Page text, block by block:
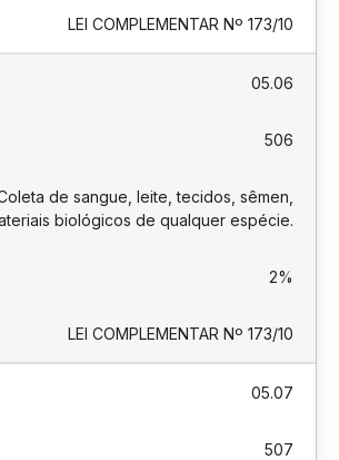
LEI COMPLEMENTAR Nº 173/10
05.06
506
de sangue, leite, tecidos, sêmen,
biológicos de qualquer espécie.
2%
LEI COMPLEMENTAR Nº 173/10
05.07
507